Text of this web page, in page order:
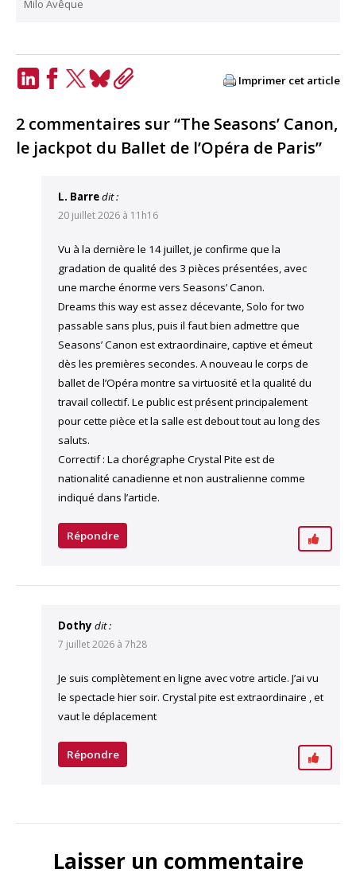
Milo Avêque
Link
Imprimer cet article
2 commentaires sur “The Seasons’ Canon,
le jackpot du Ballet de l’Opéra de Paris”
L. Barredit :
20 juillet 2026 à 11h16
Vu à la dernière le 14 juillet, je confirme que la
gradation de qualité des 3 pièces présentées, avec
une marche énorme vers Seasons’ Canon.
Dreams this way est assez décevante, Solo for two
passable sans plus, puis il faut bien admettre que
Seasons’ Canon est extraordinaire, captive et émeut
dès les premières secondes. A nouveau le corps de
ballet de l’Opéra montre sa virtuosité et la qualité du
travail collectif. Le public est présent principalement
pour cette pièce et la salle est debout tout au long des
saluts.
Correctif : La chorégraphe Crystal Pite est de
nationalité canadienne et non australienne comme
indiqué dans l’article.
Répondre
Dothy dit :
7 juillet 2026 à 7h28
Je suis complètement en ligne avec votre article. J’ai vu
le spectacle hier soir. Crystal pite est extraordinaire , et
vaut le déplacement
Répondre
Laisser un commentaire